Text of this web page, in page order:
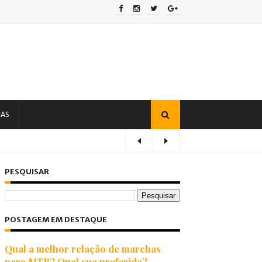
PESQUISAR
POSTAGEM EM DESTAQUE
Qual a melhor relação de marchas